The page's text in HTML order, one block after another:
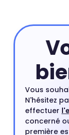
Vous
N'hésitez
effectuer
concerné
première